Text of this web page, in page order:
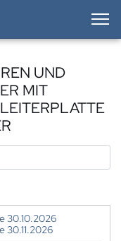
UND
MIT
30.10.2026
30.11.2026